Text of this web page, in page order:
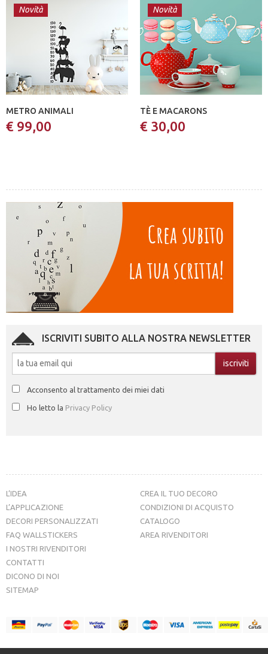
Novità
METRO ANIMALI
€ 99,00
Novità
TÈ E MACARONS
€ 30,00
ISCRIVITI SUBITO ALLA NOSTRA NEWSLETTER
Acconsento al trattamento dei miei dati
Ho letto la Privacy Policy
L’IDEA
L’APPLICAZIONE
DECORI PERSONALIZZATI
FAQ WALLSTICKERS
CREA IL TUO DECORO
CONDIZIONI DI ACQUISTO
CATALOGO
AREA RIVENDITORI
I NOSTRI RIVENDITORI
CONTATTI
DICONO DI NOI
SITEMAP